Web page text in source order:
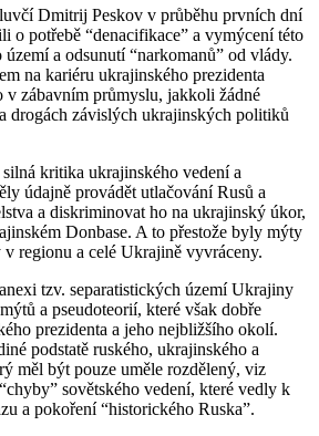
Dmitrij Peskov v průběhu prvních dní
o potřebě “denacifikace” a vymýcení této
a odsunutí “narkomanů” od vlády.
na kariéru ukrajinského prezidenta
v zábavním průmyslu, jakkoli žádné
drogách závislých ukrajinských politiků
kritika ukrajinského vedení a
údajně provádět utlačování Rusů a
a diskriminovat ho na ukrajinský úkor,
Donbase. A to přestože byly mýty
regionu a celé Ukrajině vyvráceny.
tzv. separatistických území Ukrajiny
a pseudoteorií, které však dobře
prezidenta a jeho nejbližšího okolí.
podstatě ruského, ukrajinského a
měl být pouze uměle rozdělený, viz
sovětského vedení, které vedly k
a pokoření “historického Ruska”.